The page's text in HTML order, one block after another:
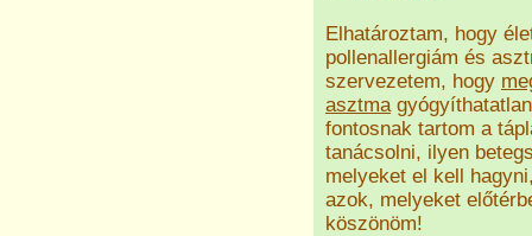
Elhatároztam, hogy
pollenallergiám és
szervezetem, hogy
asztma
fontosnak tartom a
tanácsolni, ilyen
melyeket el kell
azok, melyeket
köszönöm!